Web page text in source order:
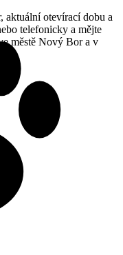
aktuální otevírací dobu a
telefonicky a mějte
městě Nový Bor a v